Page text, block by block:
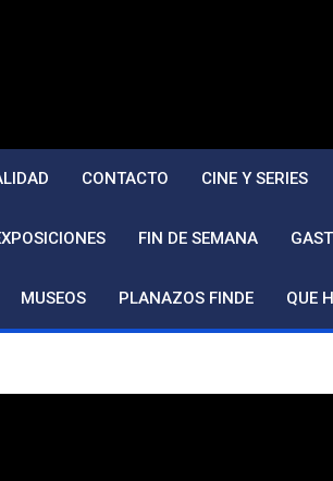
CONTACTO CINE Y SERIES
FIN DE SEMANA
MUSEOS PLANAZOS FINDE QUE